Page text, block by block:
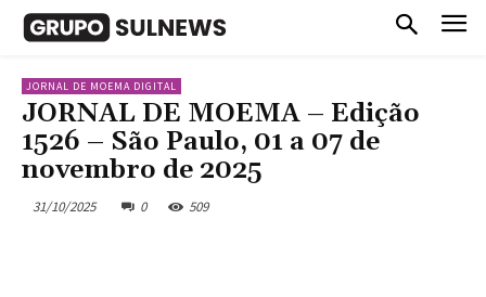
JORNAL DE MOEMA DIGITAL
JORNAL DE MOEMA – Edição
1526 – São Paulo, 01 a 07 de
novembro de 2025
31/10/2025 0 509